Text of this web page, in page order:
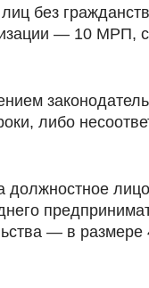
без
— 10 МРП,
либо
— в размере